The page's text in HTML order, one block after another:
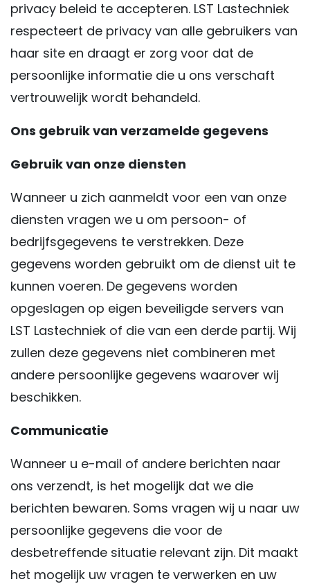
privacy beleid te accepteren. LST Lastechniek
respecteert de privacy van alle gebruikers van
haar site en draagt er zorg voor dat de
persoonlijke informatie die u ons verschaft
vertrouwelijk wordt behandeld.
Ons gebruik van verzamelde gegevens
Gebruik van onze diensten
Wanneer u zich aanmeldt voor een van onze
diensten vragen we u om persoon- of
bedrijfsgegevens te verstrekken. Deze
gegevens worden gebruikt om de dienst uit te
kunnen voeren. De gegevens worden
opgeslagen op eigen beveiligde servers van
LST Lastechniek of die van een derde partij. Wij
zullen deze gegevens niet combineren met
andere persoonlijke gegevens waarover wij
beschikken.
Communicatie
Wanneer u e-mail of andere berichten naar
ons verzendt, is het mogelijk dat we die
berichten bewaren. Soms vragen wij u naar uw
persoonlijke gegevens die voor de
desbetreffende situatie relevant zijn. Dit maakt
het mogelijk uw vragen te verwerken en uw